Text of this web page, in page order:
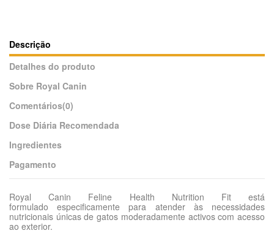
Descrição
Detalhes do produto
Sobre Royal Canin
Comentários(0)
Dose Diária Recomendada
Ingredientes
Pagamento
Royal Canin Feline Health Nutrition Fit está
formulado especificamente para atender às necessidades
nutricionais únicas de gatos moderadamente activos com acesso
ao exterior.